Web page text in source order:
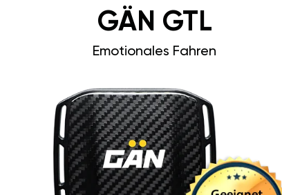
GÄN GTL
Emotionales Fahren